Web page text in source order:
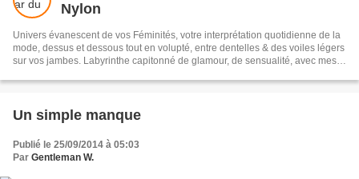
Nylon
Univers évanescent de vos Féminités, votre interprétation quotidienne de la
mode, dessus et dessous tout en volupté, entre dentelles & des voiles légers
sur vos jambes. Labyrinthe capitonné de glamour, de sensualité, avec mes
chaque jour, avec des billets d'humeur chic, des livres libres, des portraits &
Un simple manque
Publié le 25/09/2014 à 05:03
Par Gentleman W.